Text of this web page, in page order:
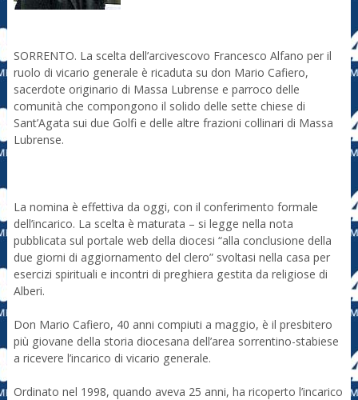
SORRENTO. La scelta dell’arcivescovo Francesco Alfano per il
ruolo di vicario generale è ricaduta su don Mario Cafiero,
sacerdote originario di Massa Lubrense e parroco delle
comunità che compongono il solido delle sette chiese di
Sant’Agata sui due Golfi e delle altre frazioni collinari di Massa
Lubrense.
La nomina è effettiva da oggi, con il conferimento formale
dell’incarico. La scelta è maturata – si legge nella nota
pubblicata sul portale web della diocesi “alla conclusione della
due giorni di aggiornamento del clero” svoltasi nella casa per
esercizi spirituali e incontri di preghiera gestita da religiose di
Alberi.
Don Mario Cafiero, 40 anni compiuti a maggio, è il presbitero
più giovane della storia diocesana dell’area sorrentino-stabiese
a ricevere l’incarico di vicario generale.
Ordinato nel 1998, quando aveva 25 anni, ha ricoperto l’incarico